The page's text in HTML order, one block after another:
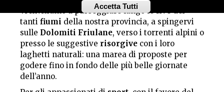
Accetta Tutti
Withdraw
consent
Vi invitiamo a passeggiare lungo le rive dei
tanti fiumi della nostra provincia, a spingervi
sulle Dolomiti Friulane, verso i torrenti alpini o
presso le suggestive risorgive con i loro
laghetti naturali: una marea di proposte per
godere fino in fondo delle più belle giornate
dell’anno.